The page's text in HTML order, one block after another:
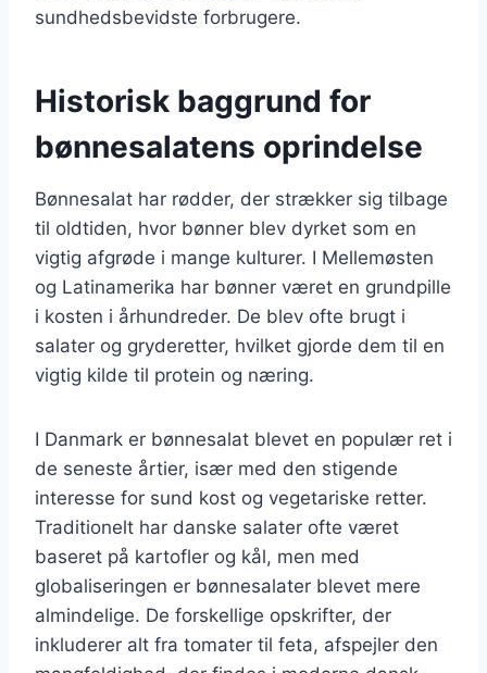
sundhedsbevidste forbrugere.
Historisk baggrund for
bønnesalatens oprindelse
Bønnesalat har rødder, der strækker sig tilbage
til oldtiden, hvor bønner blev dyrket som en
vigtig afgrøde i mange kulturer. I Mellemøsten
og Latinamerika har bønner været en grundpille
i kosten i århundreder. De blev ofte brugt i
salater og gryderetter, hvilket gjorde dem til en
vigtig kilde til protein og næring.
I Danmark er bønnesalat blevet en populær ret i
de seneste årtier, især med den stigende
interesse for sund kost og vegetariske retter.
Traditionelt har danske salater ofte været
baseret på kartofler og kål, men med
globaliseringen er bønnesalater blevet mere
almindelige. De forskellige opskrifter, der
inkluderer alt fra tomater til feta, afspejler den